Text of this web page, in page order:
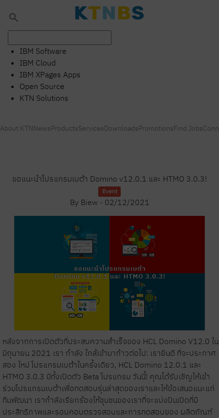
search
IBM Software
IBM Cloud
IBM XPages Apps
Open Source
KTN Solutions
About KTNNewsProductsServicesDownloadsPromotionsFind Jobs
ขอแนะนำโปรแกรมเบต้า Domino v12.0.1 และ HTMO 3.0.3!
Event
By Biew- 02/12/2021
หลังจากการเปิดตัวที่ประสบความสำเร็จของ HCL Domino V12.0 ใน
มิถุนายน 2021 เรา กำลัง ใกล้เข้ามาก้าวต่อไป: เรายินดี ที่จะประกาศ
สอง ใหม่ โปรแกรมเบต้าในครั้งเดียว, HCL Domino 12.0.1 และ
HTMO 3.0.3 มีทั้งเปิดตัว Beta โปรแกรม วันนี้! คุณได้รับเชิญให้เข้า
ร่วมโปรแกรมเบต้าเพื่อทดสอบรุ่นล่าสุดของเราและให้ข้อเสนอแนะแก่
ทีมพัฒนา เรากำลังเรียกร้องให้ชุมชนของเราที่จะแบ่งปันเปิดที่มี
ประสิทธิภาพและรอบคอบตรวจสอบและการทดสอบของ ผลิตภัณฑ์